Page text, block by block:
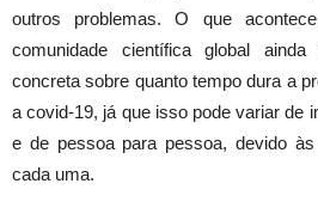
outros problemas. O que
comunidade científica global
concreta sobre quanto tempo dura a
a covid-19, já que isso pode variar de
e de pessoa para pessoa, devido
cada uma.